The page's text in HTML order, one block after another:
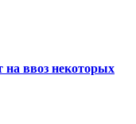
на ввоз некоторых